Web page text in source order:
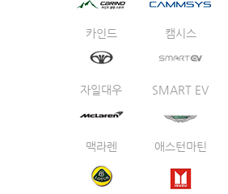
카인드 캠시스
자일대우 SMART EV
맥라렌 애스턴마틴